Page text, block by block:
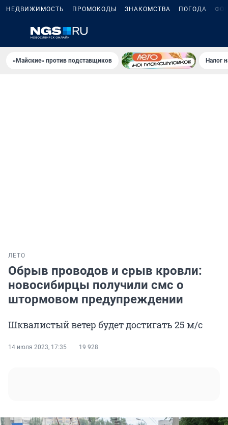
НЕДВИЖИМОСТЬ ПРОМОКОДЫ ЗНАКОМСТВА ПОГОДА
«Майские» против подставщиков Налог
ЛЕТО
Обрыв проводов и срыв кровли:
новосибирцы получили смс о
штормовом предупреждении
Шквалистый ветер будет достигать 25 м/с
14 июля 2023, 17:35 19 928